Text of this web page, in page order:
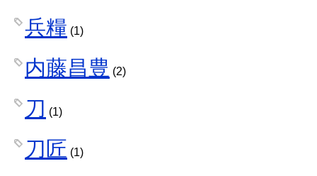
兵糧 (1)
内藤昌豊 (2)
刀 (1)
刀匠 (1)